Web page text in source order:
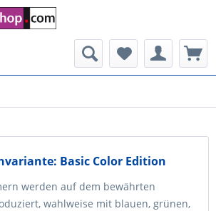
Basic Color Edition
werden auf dem bewährten
wahlweise mit blauen, grünen,